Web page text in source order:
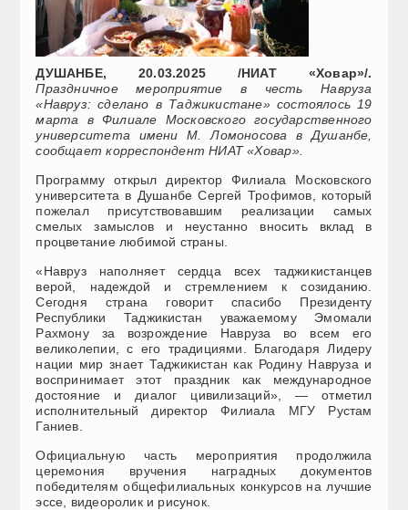
ДУШАНБЕ, 20.03.2025 /НИАТ «Ховар»/.
Праздничное мероприятие в честь Навруза
«Навруз: сделано в Таджикистане» состоялось 19
марта в Филиале Московского государственного
университета имени М. Ломоносова в Душанбе,
сообщает корреспондент НИАТ «Ховар».
Программу открыл директор Филиала Московского
университета в Душанбе Сергей Трофимов, который
пожелал присутствовавшим реализации самых
смелых замыслов и неустанно вносить вклад в
процветание любимой страны.
«Навруз наполняет сердца всех таджикистанцев
верой, надеждой и стремлением к созиданию.
Сегодня страна говорит спасибо Президенту
Республики Таджикистан уважаемому Эмомали
Рахмону за возрождение Навруза во всем его
великолепии, с его традициями. Благодаря Лидеру
нации мир знает Таджикистан как Родину Навруза и
воспринимает этот праздник как международное
достояние и диалог цивилизаций», — отметил
исполнительный директор Филиала МГУ Рустам
Ганиев.
Официальную часть мероприятия продолжила
церемония вручения наградных документов
победителям общефилиальных конкурсов на лучшие
эссе, видеоролик и рисунок.